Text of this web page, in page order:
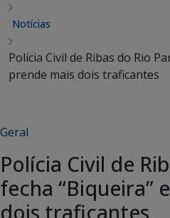
Notícias
Polícia Civil de Ribas do Rio
prende mais dois traficantes
Geral
Polícia Civil de
fecha “Biqueira”
dois traficantes